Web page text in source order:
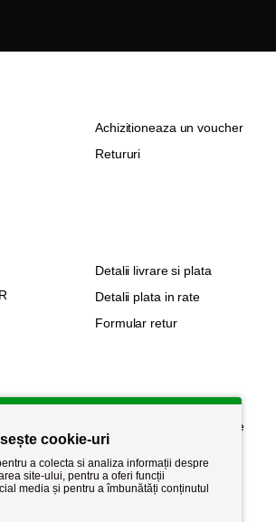
Achizitioneaza un voucher
Retururi
Detalii livrare si plata
Detalii plata in rate
Formular retur
Politica de confidențialitate
Termeni si conditii
cookie-uri
a colecta si analiza informații despre
site-ului, pentru a oferi funcții
media și pentru a îmbunătăți conținutul